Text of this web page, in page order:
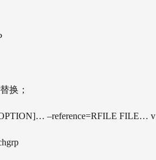
换；
–reference=RFILE FILE… v